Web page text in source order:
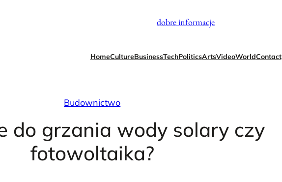
dobre informacje
HomeCultureBusinessTechPoliticsArtsVideoWorldContact
Budownictwo
do grzania wody solary czy
fotowoltaika?